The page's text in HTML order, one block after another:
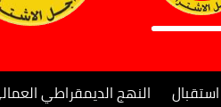
استقبال النهج الديمقراطي